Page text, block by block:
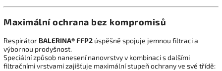
Maximální ochrana bez kompromisů
Respirátor BALERINA® FFP2 úspěšně spojuje jemnou filtraci a
výbornou prodyšnost.
Speciální způsob nanesení nanovrstvy v kombinaci s dalšími
filtračními vrstvami zajišťuje maximální stupeň ochrany ve své třídě: